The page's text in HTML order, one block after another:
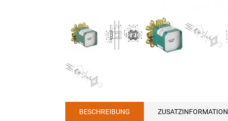
BESCHREIBUNG ZUSATZINFORMATION